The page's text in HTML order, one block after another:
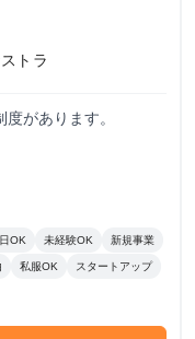
トラ
給制度があります。
OK 未経験OK 新規事業
私服OK スタートアップ